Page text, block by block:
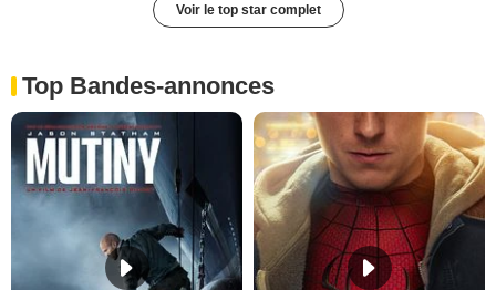
Voir le top star complet
Top Bandes-annonces